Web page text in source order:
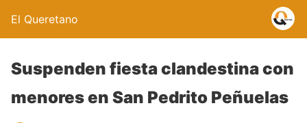
El Queretano
Suspenden fiesta clandestina con
menores en San Pedrito Peñuelas